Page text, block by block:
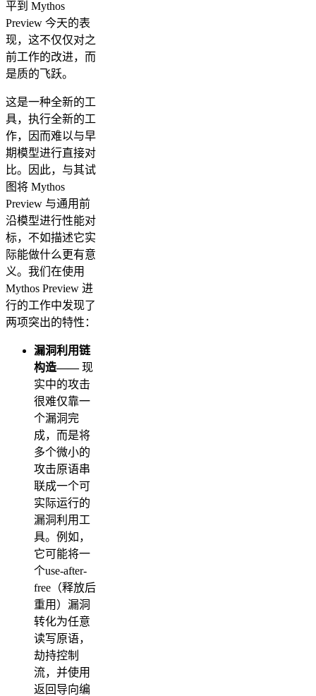
平到 Mythos
Preview 今天的表
现，这不仅仅对之
前工作的改进，而
是质的飞跃。
这是一种全新的工
具，执行全新的工
作，因而难以与早
期模型进行直接对
比。因此，与其试
图将 Mythos
Preview 与通用前
沿模型进行性能对
标，不如描述它实
际能做什么更有意
义。我们在使用
Mythos Preview 进
行的工作中发现了
两项突出的特性：
漏洞利用链
构造——现
实中的攻击
很难仅靠一
个漏洞完
成，而是将
多个微小的
攻击原语串
联成一个可
实际运行的
漏洞利用工
具。例如，
它可能将一
个use-after-
free（释放后
重用）漏洞
转化为任意
读写原语，
劫持控制
流，并使用
返回导向编